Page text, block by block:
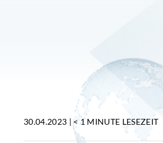
30.04.2023 |< 1 MINUTE LESEZEIT